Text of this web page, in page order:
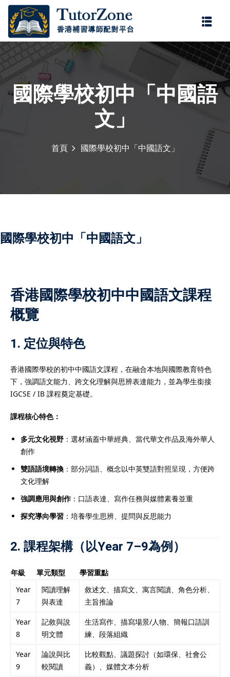
國際學校初中「中國語
文」
首頁 國際學校初中「中國語文」
國際學校初中「中國語文」
香港國際學校初中中國語文課程
概覽
1. 定位與特色
香港國際學校的初中中國語文課程，在融合本地與國際教育特色
下，強調語文能力、跨文化理解與思辨表達能力，並為學生銜接
IGCSE / IB 課程奠定基礎。
課程核心特色：
多元文化視野 ：選材涵蓋中華經典、當代華文作品及海外華人
創作
雙語語境轉換 ：部分詞語、概念以中英雙語對照呈現，方便跨
文化理解
強調應用與創作：口語表達、寫作任務與媒體素養並重
探究導向學習 ：培養學生思辨、提問與反思能力
2. 課程架構（以Year 7–9為例）
年級 單元類型
學習重點
Year
7
閱讀理解
與表達
敘述文、描寫文、寓言閱讀、角色分析、
主旨推論
Year
8
記敘與說
明文體
生活寫作、描寫場景/人物、簡報口語訓
練、段落組織
Year
9
論說與比
較閱讀
比較觀點、議題探討（如環保、社會公
義）、媒體文本分析
登錄
忘記密碼?